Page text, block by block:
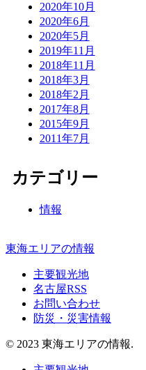
2020年10月
2020年6月
2020年5月
2019年11月
2018年11月
2018年3月
2018年2月
2017年8月
2015年9月
2011年7月
カテゴリー
情報
東海エリアの情報
主要観光地
名古屋RSS
お問い合わせ
防災・災害情報
© 2023 東海エリアの情報.